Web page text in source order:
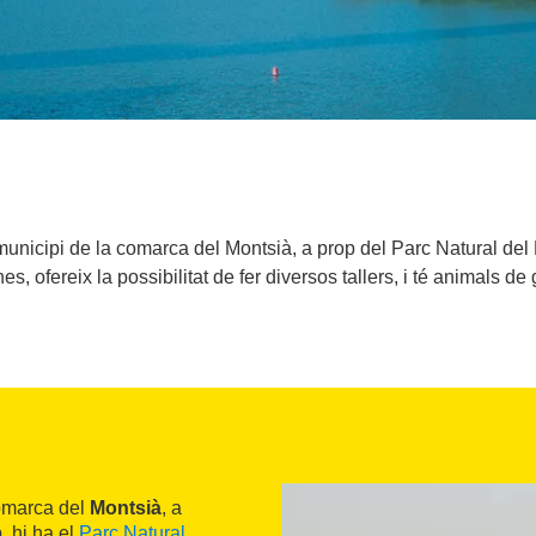
de la comarca del Montsià, a prop del Parc Natural
ofereix la possibilitat de fer diversos tallers, i té animals de
del Montsià, a